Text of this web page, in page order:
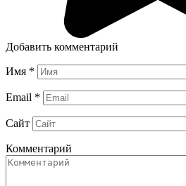
Добавить комментарий
Имя *
Email *
Сайт
Комментарий